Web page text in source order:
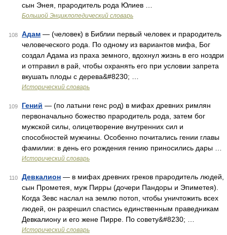
сын Энея, прародитель рода Юлиев …
Большой Энциклопедический словарь
108 Адам — (человек) в Библии первый человек и прародитель
человеческого рода. По одному из вариантов мифа, Бог
создал Адама из праха земного, вдохнул жизнь в его ноздри
и отправил в рай, чтобы охранять его при условии запрета
вкушать плоды с дерева&#8230; …
Исторический словарь
109 Гений — (по латыни генс род) в мифах древних римлян
первоначально божество прародитель рода, затем бог
мужской силы, олицетворение внутренних сил и
способностей мужчины. Особенно почитались гении главы
фамилии: в день его рождения гению приносились дары …
Исторический словарь
110 Девкалион — в мифах древних греков прародитель людей,
сын Прометея, муж Пирры (дочери Пандоры и Эпиметея).
Когда Зевс наслал на землю потоп, чтобы уничтожить всех
людей, он разрешил спастись единственным праведникам
Девкалиону и его жене Пирре. По совету&#8230; …
Исторический словарь